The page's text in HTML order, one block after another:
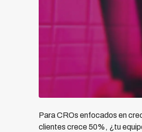
Para CROs enfocados en
clientes crece 50%, ¿tu